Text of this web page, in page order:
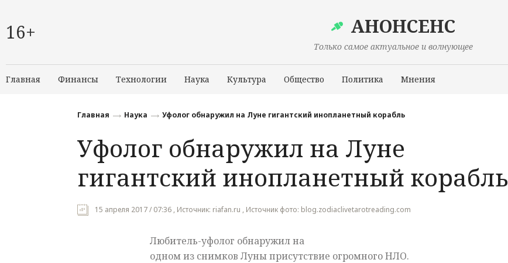
16+ АНОНСЕНС
Только самое актуальное и волнующее
Главная Финансы Технологии Наука Культура Общество Политика Мнения
Происшествия
Главная Наука Уфолог обнаружил на Луне гигантский инопланетный корабль
Уфолог обнаружил на Луне
гигантский инопланетный корабль
15 апреля 2017 / 07:36 , Источник: riafan.ru , Источник фото: blog.zodiaclivetarotreading.com
Любитель-уфолог обнаружил на
одном из снимков Луны присутствие огромного НЛО.